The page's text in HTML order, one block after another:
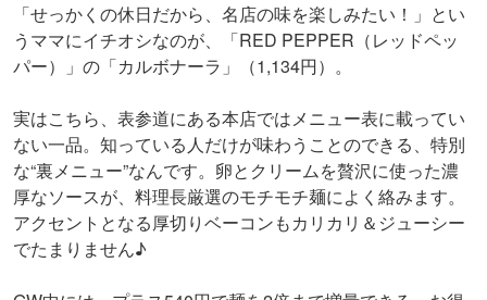
「せっかくの休日だから、名店の味を楽しみたい！」とい
うママにイチオシなのが、「RED PEPPER（レッドペッ
パー）」の「カルボナーラ」（1,134円）。
実はこちら、表参道にある本店ではメニュー表に載ってい
ない一品。知っている人だけが味わうことのできる、特別
な“裏メニュー”なんです。卵とクリームを贅沢に使った濃
厚なソースが、料理長厳選のモチモチ麺によく絡みます。
アクセントとなる厚切りベーコンもカリカリ＆ジューシー
でたまりません♪